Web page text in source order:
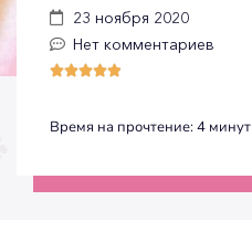
23 ноября 2020
Нет комментариев

Время на прочтение:4 минут